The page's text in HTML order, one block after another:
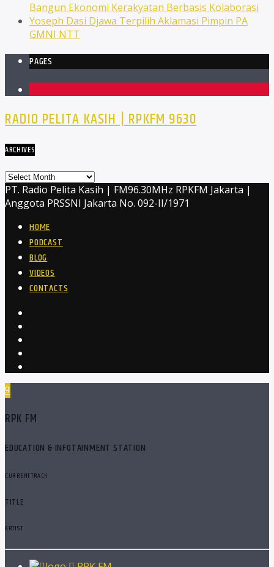
Bangun Ekonomi Kerakyatan Berbasis Kolaborasi
Yoseph Dasi Djawa Terpilih Aklamasi Pimpin PA
GMNI NTT
PAGES
RADIO PELITA KASIH | RPKFM 9630
ARCHIVES
Archives
PT. Radio Pelita Kasih | FM96.30MHz RPKFM Jakarta |
Anggota PRSSNI Jakarta No. 092-II/1971
HOME
PODCAST
BLOG
VIDEOS
CONTACTS
RPK FM
EDUCATION & INFOTAINMENT STATION
CURRENT TRACK
TITLE
ARTIST